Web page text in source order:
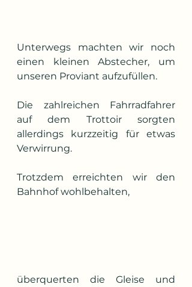
Unterwegs machten wir noch
einen kleinen Abstecher, um
unseren Proviant aufzufüllen.
Die zahlreichen Fahrradfahrer
auf dem Trottoir sorgten
allerdings kurzzeitig für etwas
Verwirrung.
Trotzdem erreichten wir den
Bahnhof wohlbehalten,
überquerten die Gleise und